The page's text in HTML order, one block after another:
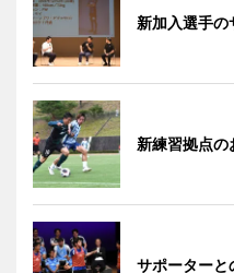
新加入選手の
新練習拠点の
サポーターと